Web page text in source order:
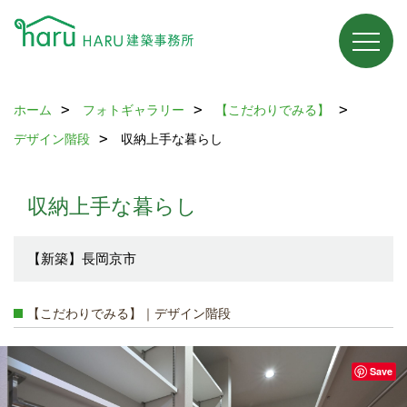
ホーム フォトギャラリー
【こだわりでみる】
デザイン階段
収納上手な暮らし
収納上手な暮らし
【新築】長岡京市
【こだわりでみる】｜デザイン階段
Save